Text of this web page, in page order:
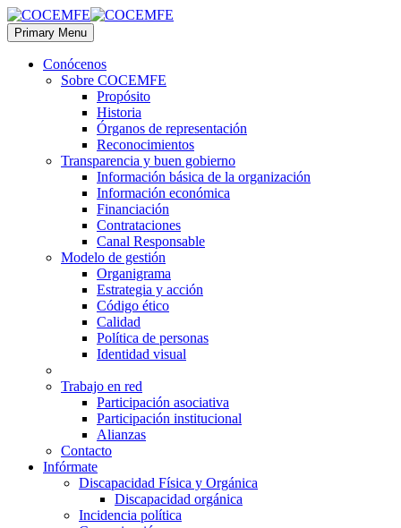
Primary Menu
Conócenos
Sobre COCEMFE
Propósito
Historia
Órganos de representación
Reconocimientos
Transparencia y buen gobierno
Información básica de la organización
Información económica
Financiación
Contrataciones
Canal Responsable
Modelo de gestión
Organigrama
Estrategia y acción
Código ético
Calidad
Política de personas
Identidad visual
Trabajo en red
Participación asociativa
Participación institucional
Alianzas
Contacto
Infórmate
Discapacidad Física y Orgánica
Discapacidad orgánica
Incidencia política